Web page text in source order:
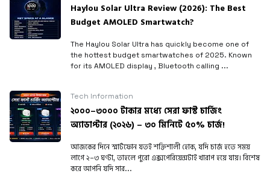
Haylou Solar Ultra Review (2026): The Best
Budget AMOLED Smartwatch?
The Haylou Solar Ultra has quickly become one of
the hottest budget smartwatches of 2025. Known
for its AMOLED display , Bluetooth calling ...
Tech Information
২০০০–৩০০০ টাকার মধ্যে সেরা ফাস্ট চার্জিং
অ্যাডাপ্টার (২০২৬) – ৩০ মিনিটে ৫০% চার্জ!
আজকের দিনে স্মার্টফোন যতই শক্তিশালী হোক, যদি চার্জ হতে সময়
লাগে ২–৩ ঘণ্টা, তাহলে পুরো এক্সপেরিয়েন্সটাই খারাপ হয়ে যায়। বিশেষ
করে আপনি যদি সার...